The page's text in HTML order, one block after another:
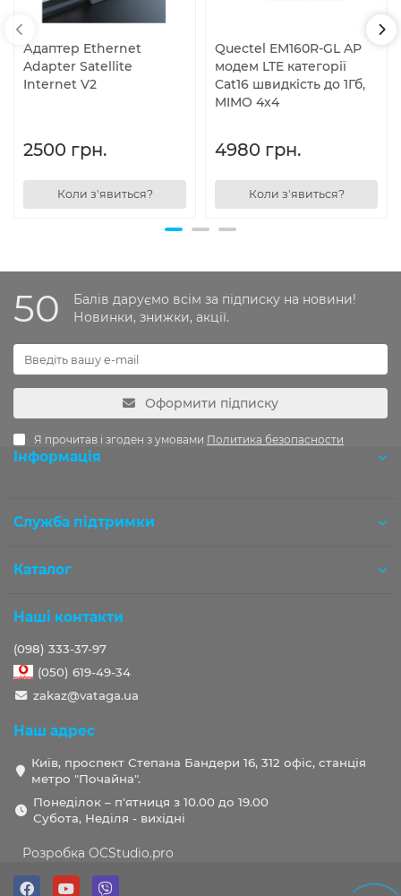
Адаптер Ethernet
Adapter Satellite
Internet V2
2500 грн.
Коли з'явиться?
Quectel EM160R-GL AP
модем LTE категорії
Cat16 швидкість до 1Гб,
MIMO 4x4
4980 грн.
Коли з'явиться?
50
Балів даруємо всім за підписку на новини!
Новинки, знижки, акції.
Оформити підписку
Я прочитав і згоден з умовами Политика безопасности
Інформація
Служба підтримки
Каталог
Наші контакти
(098) 333-37-97
(050) 619-49-34
zakaz@vataga.ua
Наш адрес
Київ, проспект Степана Бандери 16, 312 офіс, станція
метро "Почайна".
Понеділок – п'ятниця з 10.00 до 19.00
Субота, Неділя - вихідні
Розробка OCStudio.pro